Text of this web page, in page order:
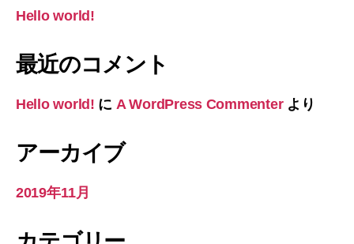
Hello world!
最近のコメント
Hello world! に A WordPress Commenterより
アーカイブ
2019年11月